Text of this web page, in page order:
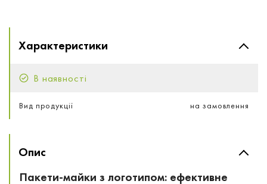
Характеристики
В наявності
Вид продукції на замовлення
Опис
Пакети-майки з логотипом: ефективне